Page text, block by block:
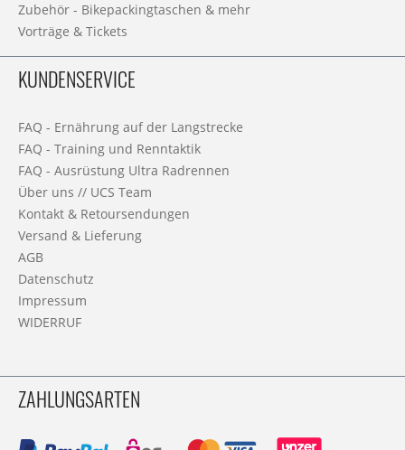
Zubehör - Bikepackingtaschen & mehr
Vorträge & Tickets
KUNDENSERVICE
FAQ - Ernährung auf der Langstrecke
FAQ - Training und Renntaktik
FAQ - Ausrüstung Ultra Radrennen
Über uns // UCS Team
Kontakt & Retoursendungen
Versand & Lieferung
AGB
Datenschutz
Impressum
WIDERRUF
ZAHLUNGSARTEN